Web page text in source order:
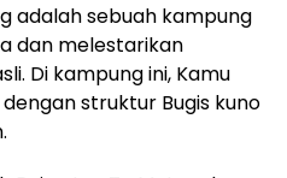
adalah sebuah kampung
dan melestarikan
Di kampung ini, Kamu
struktur Bugis kuno